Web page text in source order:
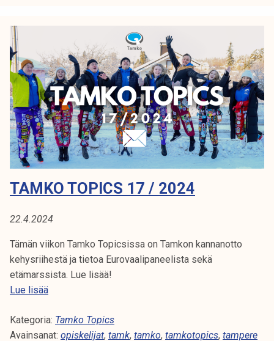
i
c
s
1
8
/
2
0
2
TAMKO TOPICS 17 / 2024
22.4.2024
Tämän viikon Tamko Topicsissa on Tamkon kannanotto
kehysriihestä ja tietoa Eurovaalipaneelista sekä
etämarssista. Lue lisää!
Lue lisääT
m
k
Kategoria: Tamko Topics
Avainsanat: opiskelijat, tamk, tamko, tamkotopics, tampere